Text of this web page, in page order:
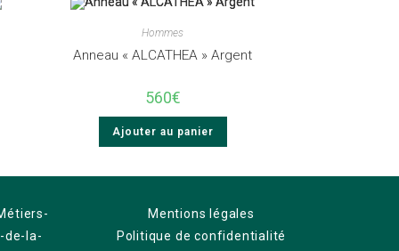
Hommes
Anneau « ALCATHEA » Argent
560€
Ajouter au panier
Mentions légales
Politique de confidentialité